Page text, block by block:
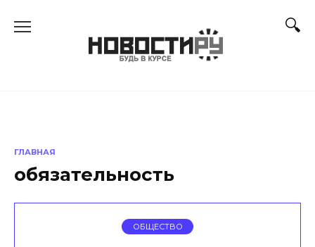
ГЛАВНАЯ
обязательность
ОБЩЕСТВО